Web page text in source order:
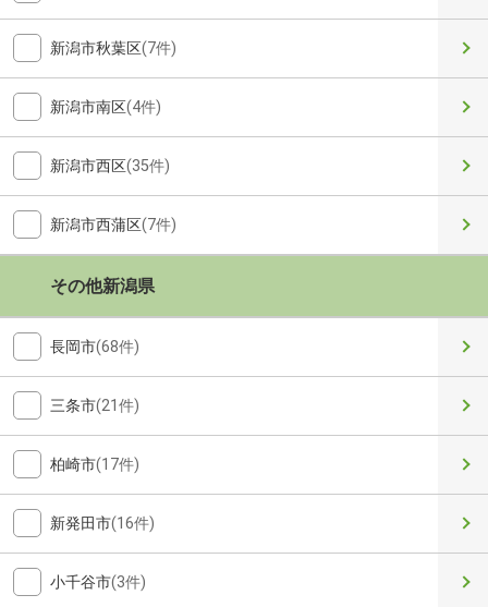
新潟市秋葉区(7件)
新潟市南区(4件)
新潟市西区(35件)
新潟市西蒲区(7件)
その他新潟県
長岡市(68件)
三条市(21件)
柏崎市(17件)
新発田市(16件)
小千谷市(3件)